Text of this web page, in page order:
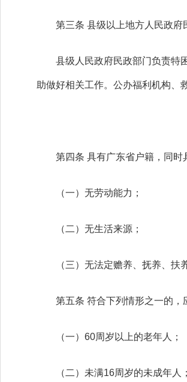
第三条 县级以上地方人民政府
县级人民政府民政部门负责特困
助做好相关工作。公办福利机构、
第四条 具有广东省户籍，同时
（一）无劳动能力；
（二）无生活来源；
（三）无法定赡养、抚养、扶养
第五条 符合下列情形之一的，
（一）60周岁以上的老年人；
（二）未满16周岁的未成年人；